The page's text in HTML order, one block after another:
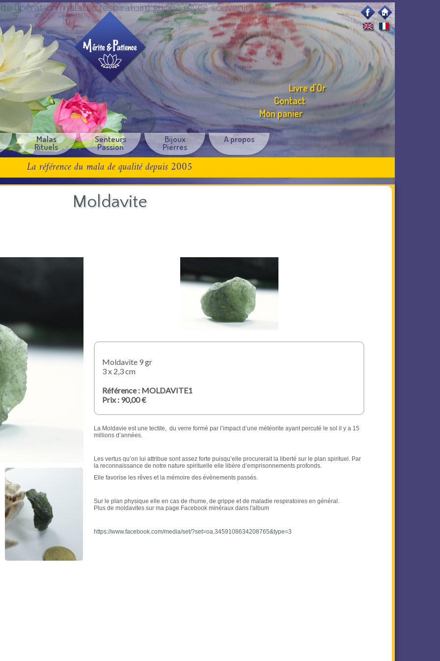
libération maladie respiratoire grippe rêves souvenirs
Malas
Rituels
Senteurs
Passion
Bijoux
Pierres
A propos
Livre d'Or
Contact
Mon panier
La référence du mala de qualité depuis 2005
Moldavite
Moldavite 9 gr
3 x 2,3 cm
Référence : MOLDAVITE1
Prix : 90,00 €
La Moldavie est une tectite, du verre formé par l’impact d’une météorite ayant percuté le sol il y a 15
millions d’années.
Les vertus qu’on lui attribue sont assez forte puisqu’elle procurerait la liberté sur le plan spirituel. Par
la reconnaissance de notre nature spirituelle elle libère d’emprisonnements profonds.
Elle favorise les rêves et la mémoire des événements passés.
Sur le plan physique elle en cas de rhume, de grippe et de maladie respiratoires en général.
Plus de moldavites sur ma page Facebook minéraux dans l'album
https://www.facebook.com/media/set/?set=oa.3459108634208765&type=3